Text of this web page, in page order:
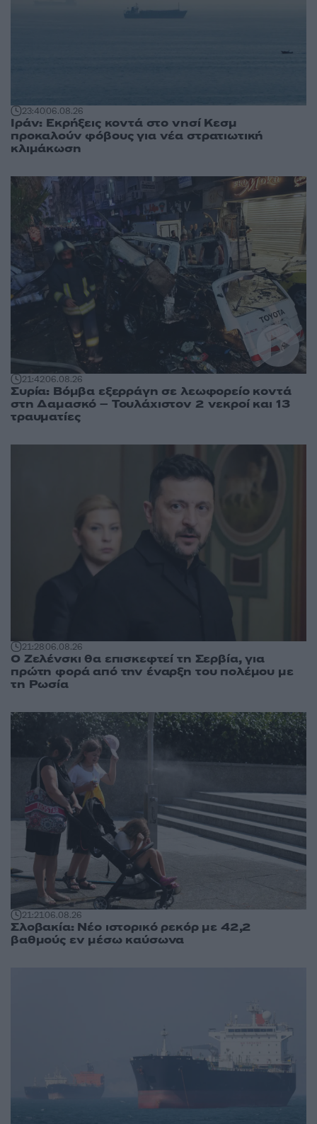
23:4006.08.26
Ιράν: Εκρήξεις κοντά στο νησί Κεσμ
προκαλούν φόβους για νέα στρατιωτική
κλιμάκωση
21:4206.08.26
Συρία: Βόμβα εξερράγη σε λεωφορείο κοντά
στη Δαμασκό – Τουλάχιστον 2 νεκροί και 13
τραυματίες
21:2806.08.26
Ο Ζελένσκι θα επισκεφτεί τη Σερβία, για
πρώτη φορά από την έναρξη του πολέμου με
τη Ρωσία
21:2106.08.26
Σλοβακία: Νέο ιστορικό ρεκόρ με 42,2
βαθμούς εν μέσω καύσωνα